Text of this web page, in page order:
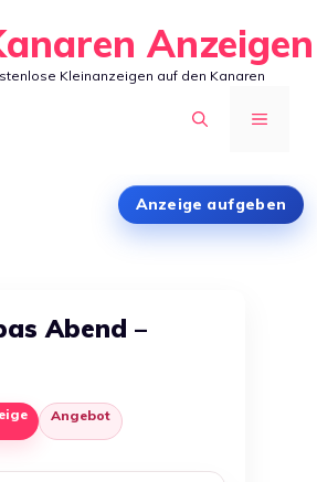
Anzeigen
Kleinanzeigen auf den Kanaren
MENÜ
Anzeige aufgeben
Abend –
Angebot